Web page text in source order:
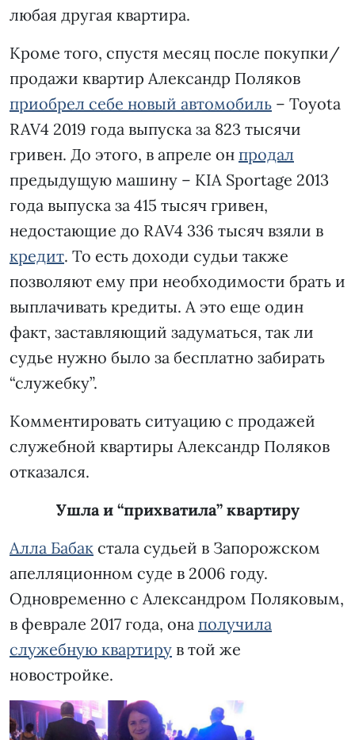
любая другая квартира.
Кроме того, спустя месяц после покупки/
продажи квартир Александр Поляков
приобрел себе новый автомобиль – Toyota
RAV4 2019 года выпуска за 823 тысячи
гривен. До этого, в апреле он продал
предыдущую машину – KIA Sportage 2013
года выпуска за 415 тысяч гривен,
недостающие до RAV4 336 тысяч взяли в
кредит. То есть доходи судьи также
позволяют ему при необходимости брать и
выплачивать кредиты. А это еще один
факт, заставляющий задуматься, так ли
судье нужно было за бесплатно забирать
“служебку”.
Комментировать ситуацию с продажей
служебной квартиры Александр Поляков
отказался.
Ушла и “прихватила” квартиру
Алла Бабак стала судьей в Запорожском
апелляционном суде в 2006 году.
Одновременно с Александром Поляковым,
в феврале 2017 года, она получила
служебную квартиру в той же
новостройке.